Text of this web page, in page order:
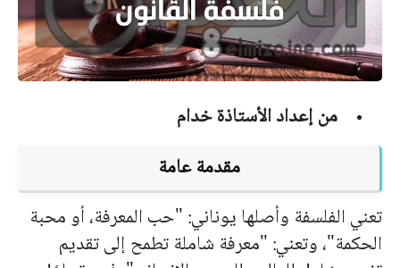
من إعداد الأستاذة خدام
مقدمة عامة
تعني الفلسفة وأصلها يوناني: "حب المعرفة، أو محبة
الحكمة"، وتعني: "معرفة شاملة تطمح إلى تقديم